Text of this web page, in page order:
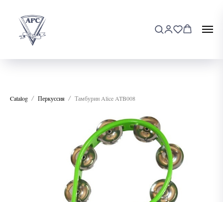
Catalog Перкуссия Тамбурин Alice ATB008